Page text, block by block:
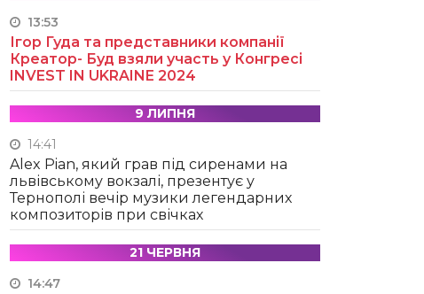
13:53
Ігор Гуда та представники компанії
Креатор- Буд взяли участь у Конгресі
INVEST IN UKRAINE 2024
9 ЛИПНЯ
14:41
Alex Pian, який грав під сиренами на
львівському вокзалі, презентує у
Тернополі вечір музики легендарних
композиторів при свічках
21 ЧЕРВНЯ
14:47